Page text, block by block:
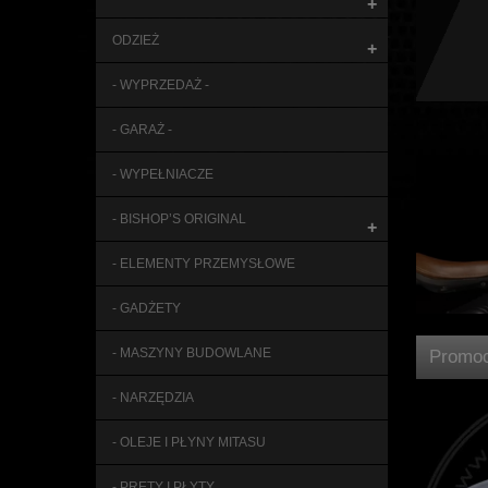
+
ODZIEŻ +
- WYPRZEDAŻ -
- GARAŻ -
- WYPEŁNIACZE
- BISHOP’S ORIGINAL +
- ELEMENTY PRZEMYSŁOWE
- GADŻETY
- MASZYNY BUDOWLANE
- NARZĘDZIA
- OLEJE I PŁYNY MITASU